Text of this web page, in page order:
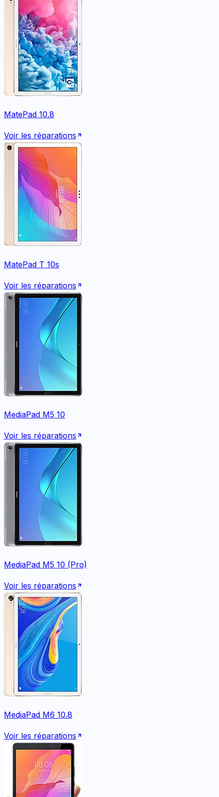
MatePad 10.8
Voir les réparations
MatePad T 10s
Voir les réparations
MediaPad M5 10
Voir les réparations
MediaPad M5 10 (Pro)
Voir les réparations
MediaPad M6 10.8
Voir les réparations